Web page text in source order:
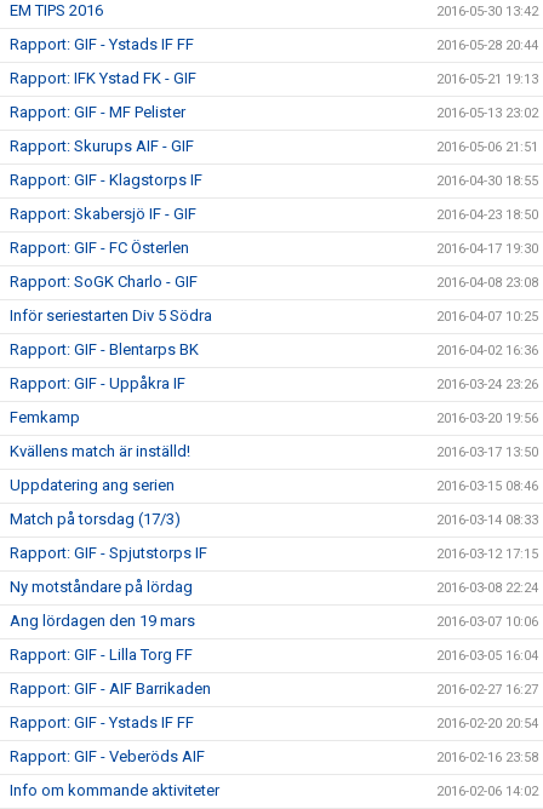
EM TIPS 2016 2016-05-30 13:42
Rapport: GIF - Ystads IF FF 2016-05-28 20:44
Rapport: IFK Ystad FK - GIF 2016-05-21 19:13
Rapport: GIF - MF Pelister 2016-05-13 23:02
Rapport: Skurups AIF - GIF 2016-05-06 21:51
Rapport: GIF - Klagstorps IF 2016-04-30 18:55
Rapport: Skabersjö IF - GIF 2016-04-23 18:50
Rapport: GIF - FC Österlen 2016-04-17 19:30
Rapport: SoGK Charlo - GIF 2016-04-08 23:08
Inför seriestarten Div 5 Södra 2016-04-07 10:25
Rapport: GIF - Blentarps BK 2016-04-02 16:36
Rapport: GIF - Uppåkra IF 2016-03-24 23:26
Femkamp 2016-03-20 19:56
Kvällens match är inställd! 2016-03-17 13:50
Uppdatering ang serien 2016-03-15 08:46
Match på torsdag (17/3) 2016-03-14 08:33
Rapport: GIF - Spjutstorps IF 2016-03-12 17:15
Ny motståndare på lördag 2016-03-08 22:24
Ang lördagen den 19 mars 2016-03-07 10:06
Rapport: GIF - Lilla Torg FF 2016-03-05 16:04
Rapport: GIF - AIF Barrikaden 2016-02-27 16:27
Rapport: GIF - Ystads IF FF 2016-02-20 20:54
Rapport: GIF - Veberöds AIF 2016-02-16 23:58
Info om kommande aktiviteter 2016-02-06 14:02